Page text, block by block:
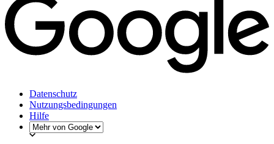
Datenschutz
Nutzungsbedingungen
Hilfe